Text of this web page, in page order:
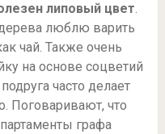
липовый цвет.
люблю варить
чай. Также очень
на основе соцветий
часто делает
Поговаривают, что
графа